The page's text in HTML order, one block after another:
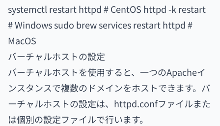
systemctl restart httpd # CentOS httpd -k restart
# Windows sudo brew services restart httpd #
MacOS
バーチャルホストの設定
バーチャルホストを使用すると、一つのApacheイ
ンスタンスで複数のドメインをホストできます。バ
ーチャルホストの設定は、httpd.confファイルまた
は個別の設定ファイルで行います。